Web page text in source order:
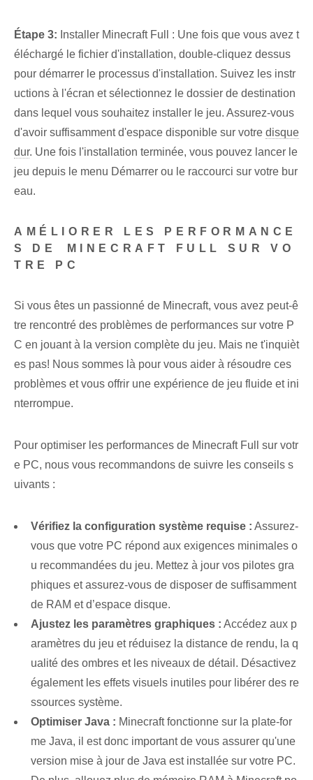
Étape 3: Installer Minecraft Full : Une fois que vous avez t
éléchargé le fichier d'installation, double-cliquez dessus
pour démarrer le processus d'installation. Suivez les instr
uctions à l'écran et sélectionnez le dossier de destination
dans lequel vous souhaitez installer le jeu. Assurez-vous
d'avoir suffisamment d'espace disponible sur ‌votre⁣ disque
dur. ‌Une fois l'installation terminée, ‌vous pouvez lancer le
jeu‍ depuis⁣ le⁤ menu Démarrer ⁣ou le raccourci sur votre​ bur
eau.
AMÉLIORER LES PERFORMANCE
S DE⁢ MINECRAFT FULL SUR VO
TRE PC
Si vous êtes un passionné de Minecraft, vous avez peut-ê
tre rencontré des problèmes de performances sur votre P
C en jouant à la version complète du jeu. Mais ne t'inquièt
es pas! Nous sommes là pour vous aider à résoudre ces
problèmes et vous offrir une expérience de jeu fluide et ini
nterrompue.
Pour optimiser les performances de Minecraft Full sur votr
e PC, nous vous recommandons de suivre les conseils s
uivants :
Vérifiez la configuration système requise : Assurez-
vous que votre PC répond aux exigences minimales o
u recommandées du jeu. Mettez à jour vos pilotes gra
phiques et assurez-vous de disposer de suffisamment
de RAM et d’espace disque.
Ajustez les paramètres graphiques : Accédez aux p
aramètres du jeu et réduisez la distance de rendu, la q
ualité des ombres et les niveaux de détail. Désactivez
également les effets visuels inutiles pour libérer des re
ssources système.
Optimiser Java : Minecraft fonctionne sur la plate-for
me Java, il est donc important de vous assurer qu'une
version mise à jour de Java est installée sur votre PC.